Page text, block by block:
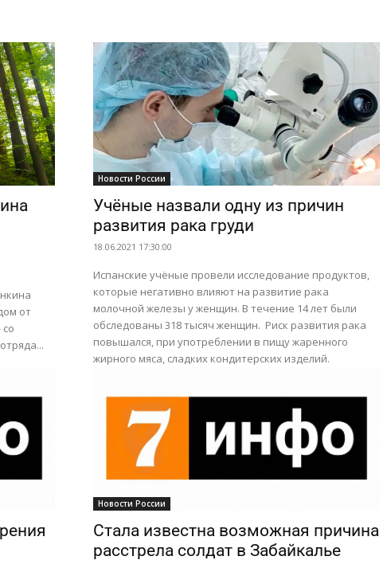
от
отряда...
Новости России
Учёные назвали одну из причин
развития рака груди
18.06.2021 17:30:00
Испанские учёные провели исследование продуктов,
которые негативно влияют на развитие рака
молочной железы у женщин. В течение 14 лет были
обследованы 318 тысяч женщин. Риск развития рака
повышался, при употреблении в пищу жаренного
жирного мяса, сладких кондитерских изделий.
Новости России
Стала известна возможная причина
расстрела солдат в Забайкалье